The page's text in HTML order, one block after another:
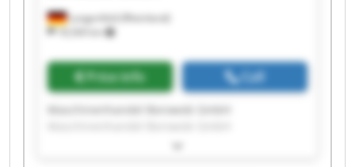
Langenfeld (Rheinland)
18,569 km
Price info Call
Maschinenhandel Borowski GmbH
Maschinenhandel Borowski GmbH